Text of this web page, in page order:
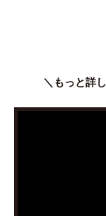
＼もっと詳